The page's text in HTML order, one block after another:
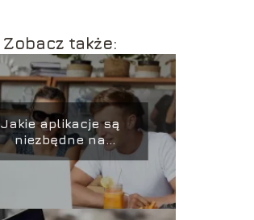
Zobacz także:
Jakie aplikacje są
niezbędne na
laptopie?